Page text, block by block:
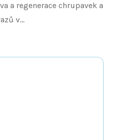
a regenerace chrupavek a
v...